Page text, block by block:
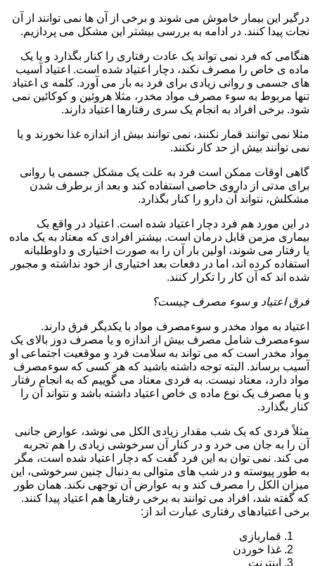
درگیر این بیمار خاموش می شوند و برخی از آن ها نمی توانند از آن
نجات پیدا کنند. در ادامه به بررسی بیشتر این مشکل می پردازیم.
هنگامی که فرد نمی تواند یک عادت رفتاری را کنار بگذارد و یا یک
ماده ی خاص را مصرف نکند، دچار اعتیاد شده است. اعتیاد آسیب
های جسمی و روانی زیادی برای فرد به بار می آورد. کلمه ی اعتیاد
تنها مربوط به سوء مصرف مواد مخدر، مثلا هروئین و کوکائین نمی
شود. برخی افراد به انجام یک سری رفتارها اعتیاد دارند.
مثلا نمی توانند قمار نکنند، نمی توانند بیش از اندازه غذا نخورند و یا
نمی توانند بیش از حد کار نکنند.
گاهی اوقات ممکن است فرد به علت یک مشکل جسمی یا روانی
برای مدتی از داروی خاصی استفاده کند و بعد از برطرف شدن
مشکلش، نتواند آن دارو را کنار بگذارد.
در این مورد هم فرد دچار اعتیاد شده است. اعتیاد در واقع یک
بیماری مزمن قابل درمان است. بیشتر افرادی که معتاد به یک ماده
یا رفتار می شوند، اولین بار آن را به صورت اختیاری و داوطلبانه
استفاده کرده اند، اما در دفعات بعد اختیاری از خود نداشته و مجبور
شده اند که آن کار را تکرار کنند.
فرق اعتیاد و سوء مصرف چیست؟
اعتیاد به مواد مخدر و سوءمصرف مواد با یکدیگر فرق دارند.
سوءمصرف شامل مصرف بیش از اندازه و یا مصرف دوز بالای یک
مواد مخدر است که می تواند به سلامت فرد و موقعیت اجتماعی او
آسیب برساند. البته توجه داشته باشید که هر کسی که سوءمصرف
مواد دارد، معتاد نیست. به فردی معتاد می گوییم که به انجام رفتار
و یا مصرف یک نوع ماده ی خاص اعتیاد داشته باشد و نتواند آن را
کنار بگذارد.
مثلاً فردی که یک شب مقدار زیادی الکل می نوشد، عوارض جانبی
آن را به جان می خرد و در کنار آن سرخوشی زیادی را هم تجربه
می کند. نمی توان به این فرد گفت که دچار اعتیاد شده است، مگر
به طور پیوسته و در شب های متوالی به دنبال چنین سرخوشی، این
میزان الکل را مصرف کند و به عوارض آن توجهی نکند. همان طور
که گفته شد، افراد می توانند به برخی رفتارها هم اعتیاد پیدا کنند.
برخی اعتیادهای رفتاری عبارت اند از:
قماربازی
غذا خوردن
اینترنت